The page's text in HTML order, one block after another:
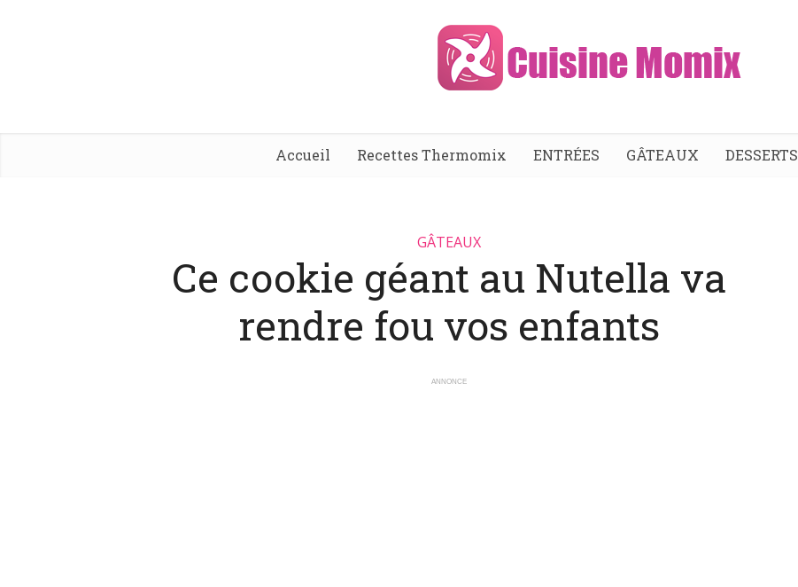
Accueil Recettes Thermomix ENTRÉES GÂTEAUX DESSERTS
GÂTEAUX
Ce cookie géant au Nutella va
rendre fou vos enfants
ANNONCE